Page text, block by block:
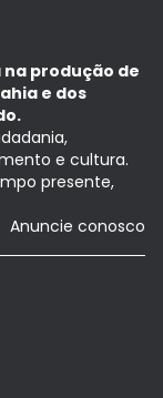
produção de
e dos
e cultura.
presente,
Anuncie conosco